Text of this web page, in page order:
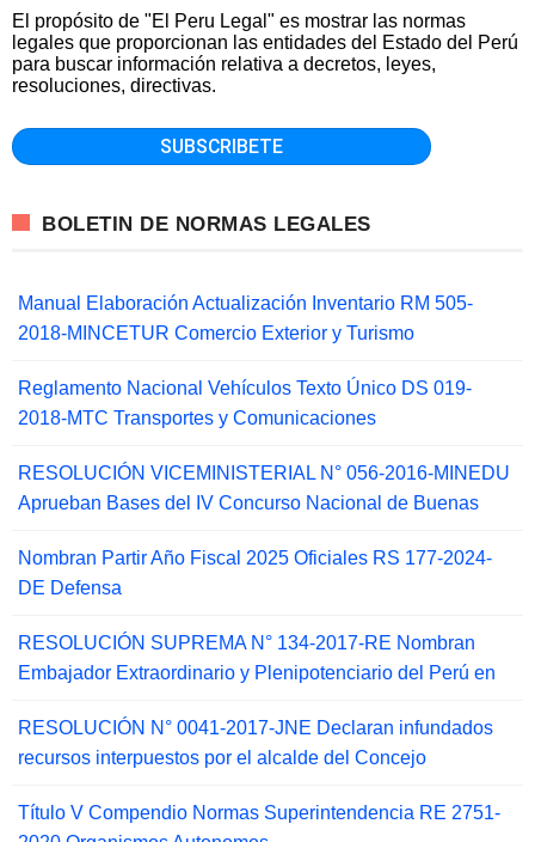
El propósito de "El Peru Legal" es mostrar las normas
legales que proporcionan las entidades del Estado del Perú
para buscar información relativa a decretos, leyes,
resoluciones, directivas.
BOLETIN DE NORMAS LEGALES
Manual Elaboración Actualización Inventario RM 505-
2018-MINCETUR Comercio Exterior y Turismo
Reglamento Nacional Vehículos Texto Único DS 019-
2018-MTC Transportes y Comunicaciones
RESOLUCIÓN VICEMINISTERIAL N° 056-2016-MINEDU
Aprueban Bases del IV Concurso Nacional de Buenas
Nombran Partir Año Fiscal 2025 Oficiales RS 177-2024-
DE Defensa
RESOLUCIÓN SUPREMA N° 134-2017-RE Nombran
Embajador Extraordinario y Plenipotenciario del Perú en
RESOLUCIÓN N° 0041-2017-JNE Declaran infundados
recursos interpuestos por el alcalde del Concejo
Título V Compendio Normas Superintendencia RE 2751-